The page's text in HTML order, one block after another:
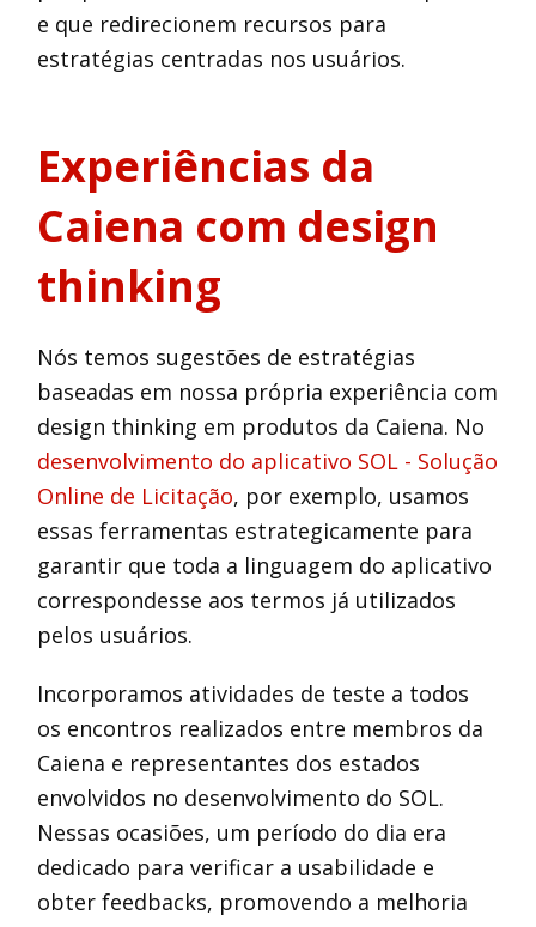
e que redirecionem recursos para
estratégias centradas nos usuários.
Experiências da
Caiena com design
thinking
Nós temos sugestões de estratégias
baseadas em nossa própria experiência com
design thinking em produtos da Caiena. No
desenvolvimento do aplicativo SOL - Solução
Online de Licitação, por exemplo, usamos
essas ferramentas estrategicamente para
garantir que toda a linguagem do aplicativo
correspondesse aos termos já utilizados
pelos usuários.
Incorporamos atividades de teste a todos
os encontros realizados entre membros da
Caiena e representantes dos estados
envolvidos no desenvolvimento do SOL.
Nessas ocasiões, um período do dia era
dedicado para verificar a usabilidade e
obter feedbacks, promovendo a melhoria